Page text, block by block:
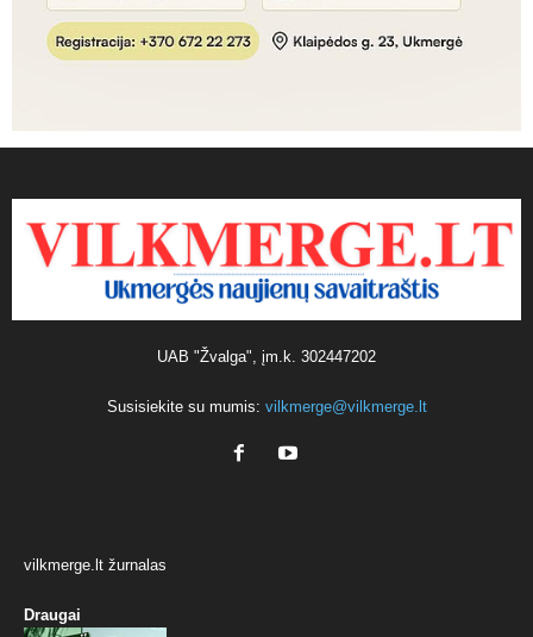
UAB "Žvalga", įm.k. 302447202
Susisiekite su mumis: vilkmerge@vilkmerge.lt
vilkmerge.lt žurnalas
Draugai